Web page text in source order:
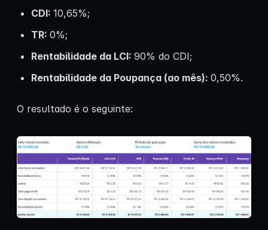
CDI: 10,65%;
TR: 0%;
Rentabilidade da LCI: 90% do CDI;
Rentabilidade da Poupança (ao mês): 0,50%.
O resultado é o seguinte: